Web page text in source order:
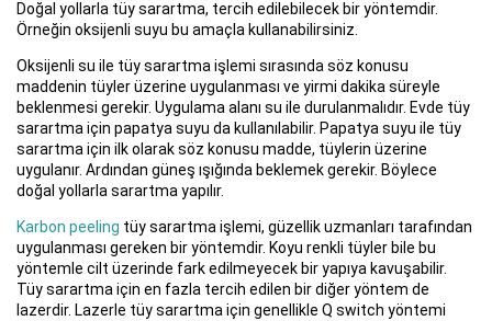
Doğal yollarla tüy sarartma, tercih edilebilecek bir yöntemdir.
Örneğin oksijenli suyu bu amaçla kullanabilirsiniz.
Oksijenli su ile tüy sarartma işlemi sırasında söz konusu
maddenin tüyler üzerine uygulanması ve yirmi dakika süreyle
beklenmesi gerekir. Uygulama alanı su ile durulanmalıdır. Evde tüy
sarartma için papatya suyu da kullanılabilir. Papatya suyu ile tüy
sarartma için ilk olarak söz konusu madde, tüylerin üzerine
uygulanır. Ardından güneş ışığında beklemek gerekir. Böylece
doğal yollarla sarartma yapılır.
Karbon peeling tüy sarartma işlemi, güzellik uzmanları tarafından
uygulanması gereken bir yöntemdir. Koyu renkli tüyler bile bu
yöntemle cilt üzerinde fark edilmeyecek bir yapıya kavuşabilir.
Tüy sarartma için en fazla tercih edilen bir diğer yöntem de
lazerdir. Lazerle tüy sarartma için genellikle Q switch yöntemi